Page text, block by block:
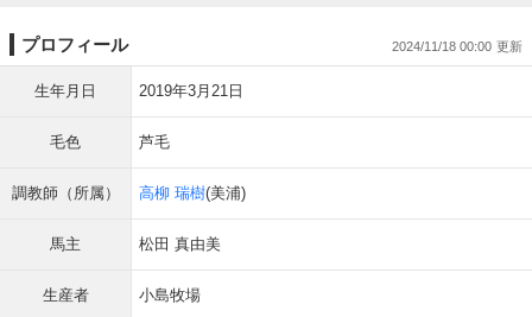
プロフィール 2024/11/18 00:00
生年月日 2019年3月21日
毛色 芦毛
調教師（所属） 高柳 瑞樹(美浦)
馬主 松田 真由美
生産者 小島牧場